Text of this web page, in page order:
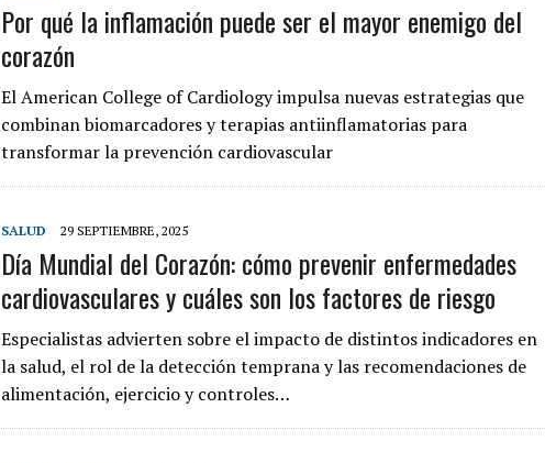
Por qué la inflamación puede ser el mayor enemigo del
corazón
El American College of Cardiology impulsa nuevas estrategias que
combinan biomarcadores y terapias antiinflamatorias para
transformar la prevención cardiovascular
SALUD 29 SEPTIEMBRE, 2025
Día Mundial del Corazón: cómo prevenir enfermedades
cardiovasculares y cuáles son los factores de riesgo
Especialistas advierten sobre el impacto de distintos indicadores en
la salud, el rol de la detección temprana y las recomendaciones de
alimentación, ejercicio y controles…